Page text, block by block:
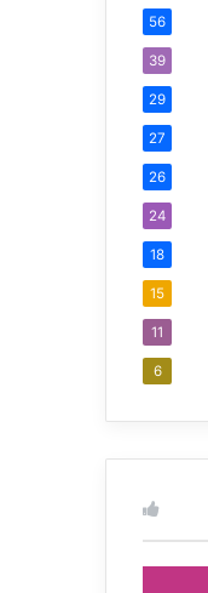
56
39
29
27
26
24
18
15
11
6